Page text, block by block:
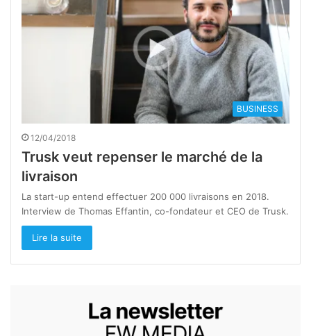
BUSINESS
12/04/2018
Trusk veut repenser le marché de la
livraison
La start-up entend effectuer 200 000 livraisons en 2018.
Interview de Thomas Effantin, co-fondateur et CEO de Trusk.
Lire la suite